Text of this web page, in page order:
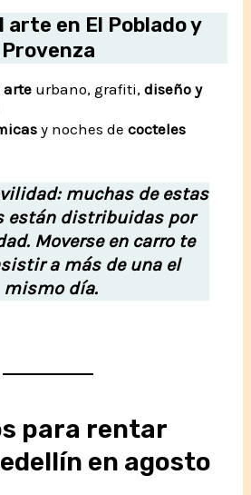
arte en El Poblado y
Provenza
arte urbano, grafiti,diseño y
y noches decocteles
muchas de estas
están distribuidas por
Moverse en carro te
a más de una el
mismo día.
para rentar
en agosto